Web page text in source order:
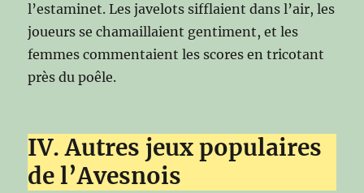
l’estaminet. Les javelots sifflaient dans l’air, les
joueurs se chamaillaient gentiment, et les
femmes commentaient les scores en tricotant
près du poêle.
IV. Autres jeux populaires
de l’Avesnois